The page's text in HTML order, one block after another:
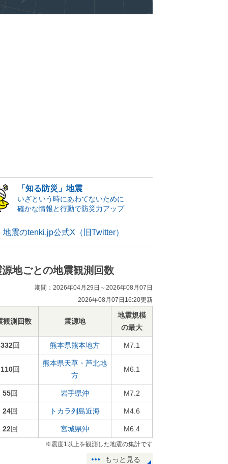
「知る防災」地震
いざという時にあわてないために
確かな情報と行動で防災力アップ
地震のtenki.jp公式X（旧Twitter）
源地ごとの地震観測回数
期間：2026年04月29日～2026年08月07日
2026年08月07日16:20更新
観測回数 震源地
地震規模
の最大
332回 熊本県熊本地方 M7.1
110回
熊本県天草・芦北地
方
M6.1
55回 岩手県沖 M7.2
24回 トカラ列島近海 M4.6
22回 宮城県沖 M6.4
※震度1以上を観測した地震の集計です
もっと見る